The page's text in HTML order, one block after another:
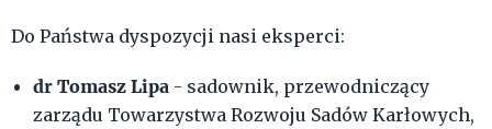
Do Państwa dyspozycji nasi eksperci:
dr Tomasz Lipa - sadownik, przewodniczący
zarządu Towarzystwa Rozwoju Sadów Karłowych,